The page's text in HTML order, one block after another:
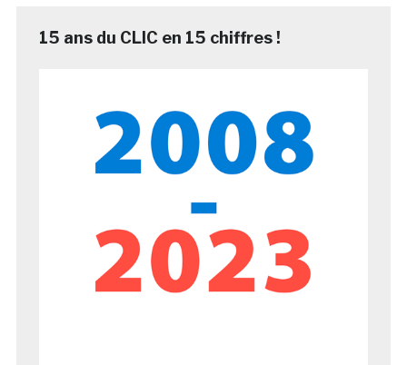
15 ans du CLIC en 15 chiffres !